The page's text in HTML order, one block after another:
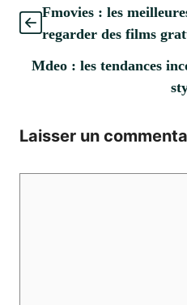
Fmovies : les
regarder des films
Mdeo : les tendances
Laisser un